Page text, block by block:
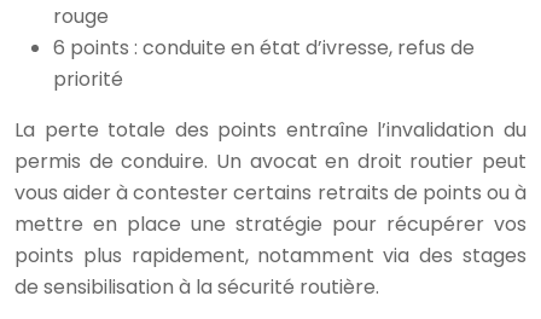
rouge
6 points : conduite en état d’ivresse, refus de
priorité
La perte totale des points entraîne l’invalidation du
permis de conduire. Un avocat en droit routier peut
vous aider à contester certains retraits de points ou à
mettre en place une stratégie pour récupérer vos
points plus rapidement, notamment via des stages
de sensibilisation à la sécurité routière.